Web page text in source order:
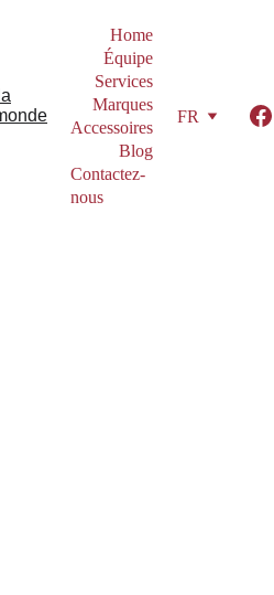
Home
Équipe
Services
Marques
Accessoires
Blog
Contactez-
nous
FR